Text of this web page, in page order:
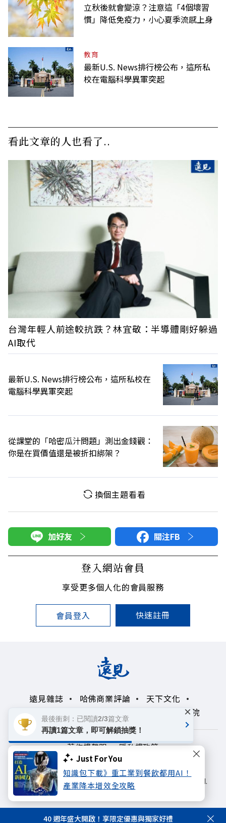
Just For You
知識包下載》重工業到餐飲都用AI！
產業降本增效全攻略
立秋後就會變涼？注意這「4個壞習
慣」降低免疫力，小心夏季流感上身
教育
最新U.S. News排行榜公布，這所私
校在電腦科學異軍突起
看此文章的人也看了..
台灣年輕人前途較抗跌？林宜敬：半導體剛好躲過
AI取代
最新U.S. News排行榜公布，這所私校在
電腦科學異軍突起
從課堂的「哈密瓜汁問題」測出金錢觀：
你是在買價值還是被折扣綁架？
換個主題看看
加好友 關注FB
登入網站會員
享受更多個人化的會員服務
會員登入 快速註冊
遠見雜誌 哈佛商業評論
天下文化
未來親子學習平台
50+ 領導影響力學院
著作權聲明
隱私權政策
Copyright© 1999~2026
遠見天下文化出版股份有限公司. All rights reserved.
40 週年盛大開啟！享限定優惠與獨家好禮
最後衝刺：已閱讀2/3篇文章
再讀1篇文章，即可解鎖抽獎！
×